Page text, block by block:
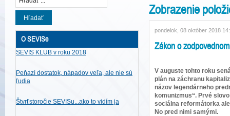
Hľadať
O SEVISe
SEVIS KLUB v roku 2018
Peňazí dostatok, nápadov veľa, ale nie sú
ľudia
Štvrťstoročie SEVISu...ako to vidím ja
Zobrazenie
pondelok, 08 október 2018
Zákon o
V auguste tohto roku
plán na záchranu
názov legendárneho
komunizmus“. Prvé
sociálna reformátorka
No pred nimi samými.